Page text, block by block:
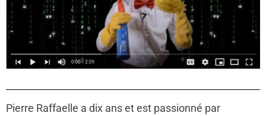
Pierre Raffaelle a dix ans et est passionné par